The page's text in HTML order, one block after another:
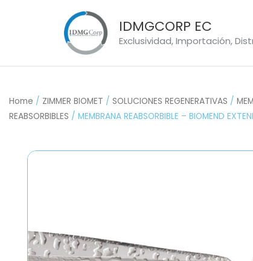
IDMGCORP EC
Exclusividad, Importación,
Home / ZIMMER BIOMET / SOLUCIONES REGENERATIVAS /
REABSORBIBLES / MEMBRANA REABSORBIBLE – BIOMEND